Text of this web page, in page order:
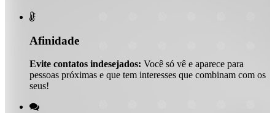

Afinidade
Evite contatos indesejados: Você só vê e aparece para
pessoas próximas e que tem interesses que combinam com os
seus!
